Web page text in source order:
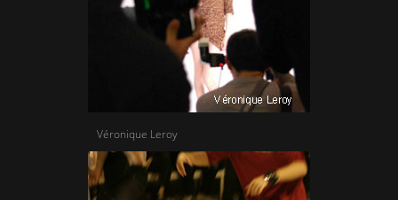
Véronique Leroy